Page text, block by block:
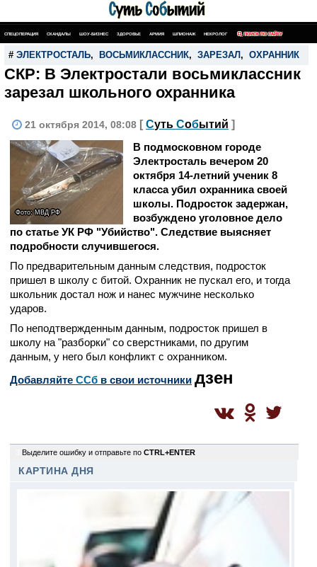
СПЕЦОПЕРАЦИЯ СКАНДАЛЫ ШОУ-БИЗНЕС ЗДОРОВЬЕ АРМИЯ ШПИОНАЖ НЕКРОЛОГ ПОИСК ПО САЙТУ
# ЭЛЕКТРОСТАЛЬ, ВОСЬМИКЛАССНИК, ЗАРЕЗАЛ , ОХРАННИК
СКР: В Электростали восьмиклассник
зарезал школьного охранника
21 октября 2014, 08:08 [ Суть Событий ]
Фото: МВД РФ
В подмосковном городе
Электросталь вечером 20
октября 14-летний ученик 8
класса убил охранника своей
школы. Подросток задержан,
возбуждено уголовное дело
по статье УК РФ "Убийство". Следствие выясняет
подробности случившегося.
По предварительным данным следствия, подросток
пришел в школу с битой. Охранник не пускал его, и тогда
школьник достал нож и нанес мужчине несколько
ударов.
По неподтвержденным данным, подросток пришел в
школу на "разборки" со сверстниками, по другим
данным, у него был конфликт с охранником.
Добавляйте CСб в свои источники дзен
Выделите ошибку и отправьте по CTRL+ENTER
КАРТИНА ДНЯ